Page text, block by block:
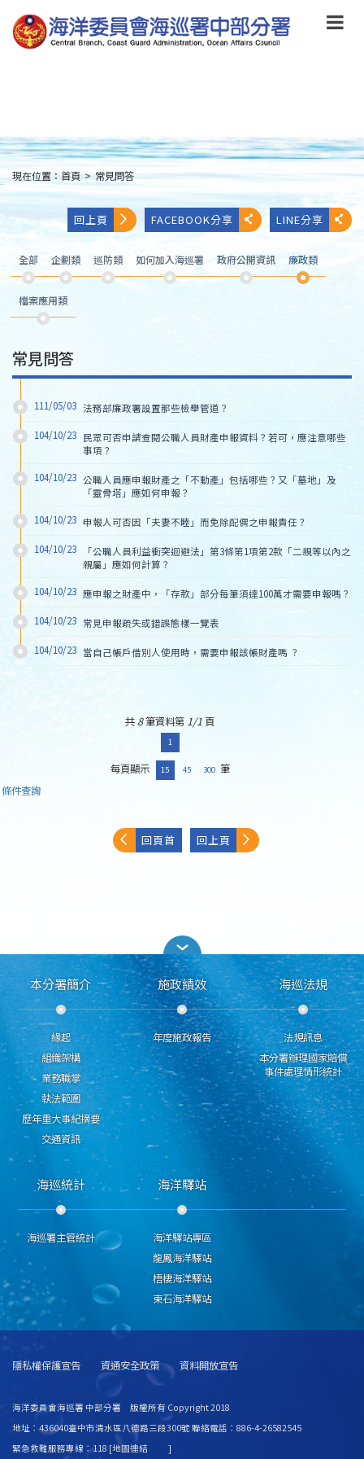
到
主
要
:::
現在位置：首頁 > 常見問答
回上頁 FACEBOOK分享 LINE分享
全部 企劃類 巡防類 如何加入海巡署 政府公開資訊 廉政類
檔案應用類
常見問答
111/05/03 法務部廉政署設置那些檢舉管道？
104/10/23 民眾可否申請查閱公職人員財產申報資料？若可，應注意哪些
事項？
104/10/23 公職人員應申報財產之「不動產」包括哪些？又「墓地」及
「靈骨塔」應如何申報？
104/10/23 申報人可否因「夫妻不睦」而免除配偶之申報責任？
104/10/23
「公職人員利益衝突迴避法」第3條第1項第2款「二親等以內之
親屬」應如何計算？
104/10/23 應申報之財產中，「存款」部分每筆須達100萬才需要申報嗎？
104/10/23 常見申報疏失或錯誤態樣一覽表
104/10/23 當自己帳戶借別人使用時，需要申報該帳財產嗎 ？
共 8筆資料第 1/1 頁
1
每頁顯示 15 45 300 筆
條件查詢
回頁首 回上頁
本分署簡介
緣起
組織架構
業務職掌
執法範圍
歷年重大事紀摘要
交通資訊
施政績效
年度施政報告
海巡法規
法規訊息
本分署辦理國家賠償
事件處理情形統計
海巡統計
海巡署主管統計
海洋驛站
海洋驛站專區
龍鳳海洋驛站
梧棲海洋驛站
東石海洋驛站
隱私權保護宣告 資通安全政策 資料開放宣告
海洋委員會海巡署 中部分署 版權所有 Copyright 2018
地址：436040臺中市清水區八德路三段300號 聯絡電話：886-4-26582545
緊急救難服務專線：118 [地圖連結 ]